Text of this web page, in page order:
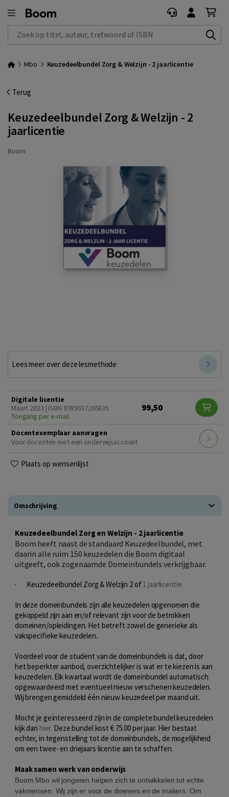
Zoek op titel, auteur, trefwoord of ISBN
Mbo Keuzedeelbundel Zorg & Welzijn - 2 jaarlicentie
Terug
Keuzedeelbundel Zorg & Welzijn - 2
jaarlicentie
Boom
Lees meer over deze lesmethode
Digitale licentie
Maart 2023 | ISBN 9789037265835
Toegang per e-mail
99,50
Docentexemplaar aanvragen
Voor docenten met een onderwijsaccount
Plaats op wensenlijst
Omschrijving
Keuzedeelbundel Zorg en Welzijn - 2 jaarlicentie
Boom heeft naast de standaard Keuzedeelbundel, met
daarin alle ruim 150 keuzedelen die Boom digitaal
uitgeeft, ook zogenaamde Domeinbundels verkrijgbaar.
· Keuzedeelbundel Zorg & Welzijn 2 of1 jaarlicentie
In deze domeinbundels zijn alle keuzedelen opgenomen die
gekoppeld zijn aan en/of relevant zijn voor de betrokken
domeinen/opleidingen. Het betreft zowel de generieke als
vakspecifieke keuzedelen.
Voordeel voor de student van de domeinbundels is dat, door
het beperkter aanbod, overzichtelijker is wat er te kiezen is aan
keuzedelen. Elk kwartaal wordt de domeinbundel automatisch
opgewaardeerd met eventueel nieuw verschenen keuzedelen.
Wij brengen gemiddeld één nieuw keuzedeel per maand uit.
Mocht je geïnteresseerd zijn in de complete bundel keuzedelen
kijk dan hier. Deze bundel kost € 75.00 per jaar. Hier bestaat
echter, in tegenstelling tot de domeinbundels, de mogelijkheid
om een twee- en driejaars licentie aan te schaffen.
Maak samen werk van onderwijs
Boom Mbo wil jongeren helpen zich te ontwikkelen tot echte
vakmensen. Wij zijn er voor de doeners en de makers. Om